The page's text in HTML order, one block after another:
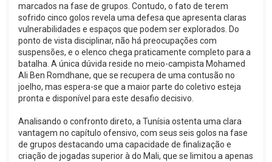
marcados na fase de grupos. Contudo, o fato de terem
sofrido cinco golos revela uma defesa que apresenta claras
vulnerabilidades e espaços que podem ser explorados. Do
ponto de vista disciplinar, não há preocupações com
suspensões, e o elenco chega praticamente completo para a
batalha. A única dúvida reside no meio-campista Mohamed
Ali Ben Romdhane, que se recupera de uma contusão no
joelho, mas espera-se que a maior parte do coletivo esteja
pronta e disponível para este desafio decisivo.
Analisando o confronto direto, a Tunísia ostenta uma clara
vantagem no capítulo ofensivo, com seus seis golos na fase
de grupos destacando uma capacidade de finalização e
criação de jogadas superior à do Mali, que se limitou a apenas